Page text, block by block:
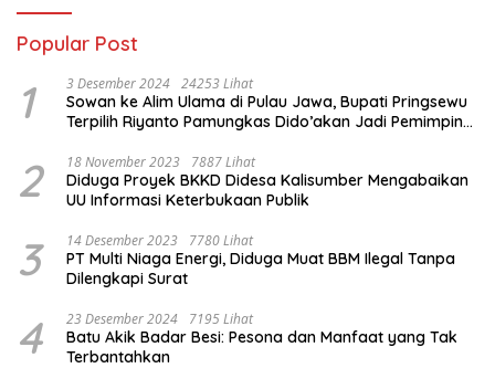
Popular Post
1 3 Desember 2024 24253 Lihat
Sowan ke Alim Ulama di Pulau Jawa, Bupati Pringsewu
Terpilih Riyanto Pamungkas Dido’akan Jadi Pemimpin
2 18 November 2023 7887 Lihat
Diduga Proyek BKKD Didesa Kalisumber Mengabaikan
UU Informasi Keterbukaan Publik
3 14 Desember 2023 7780 Lihat
PT Multi Niaga Energi, Diduga Muat BBM Ilegal Tanpa
Dilengkapi Surat
4 23 Desember 2024 7195 Lihat
Batu Akik Badar Besi: Pesona dan Manfaat yang Tak
Terbantahkan